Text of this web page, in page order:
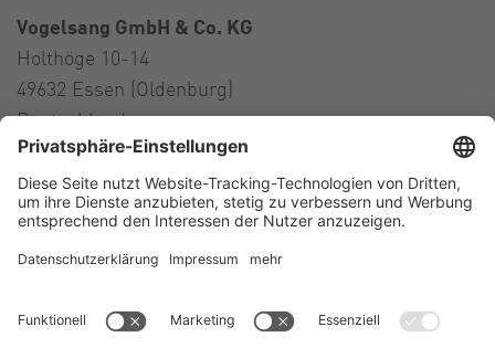
Vogelsang GmbH & Co. KG
Holthöge 10-14
49632 Essen (Oldenburg)
Deutschland
Kontakt
Tel.:+49 5434 83 0